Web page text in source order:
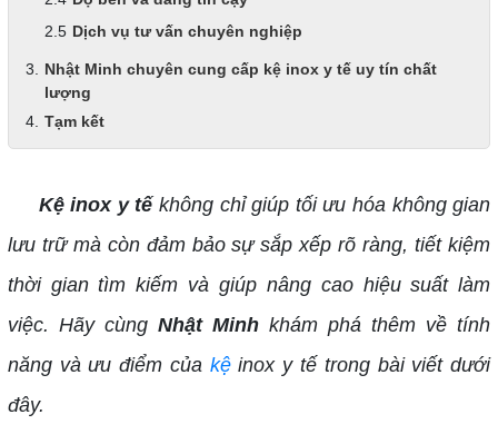
Dịch vụ tư vấn chuyên nghiệp
Nhật Minh chuyên cung cấp kệ inox y tế uy tín chất
lượng
Tạm kết
Kệ inox y tế không chỉ giúp tối ưu hóa không gian
lưu trữ mà còn đảm bảo sự sắp xếp rõ ràng, tiết kiệm
thời gian tìm kiếm và giúp nâng cao hiệu suất làm
việc. Hãy cùng Nhật Minhkhám phá thêm về tính
năng và ưu điểm của kệinox y tế trong bài viết dưới
đây.